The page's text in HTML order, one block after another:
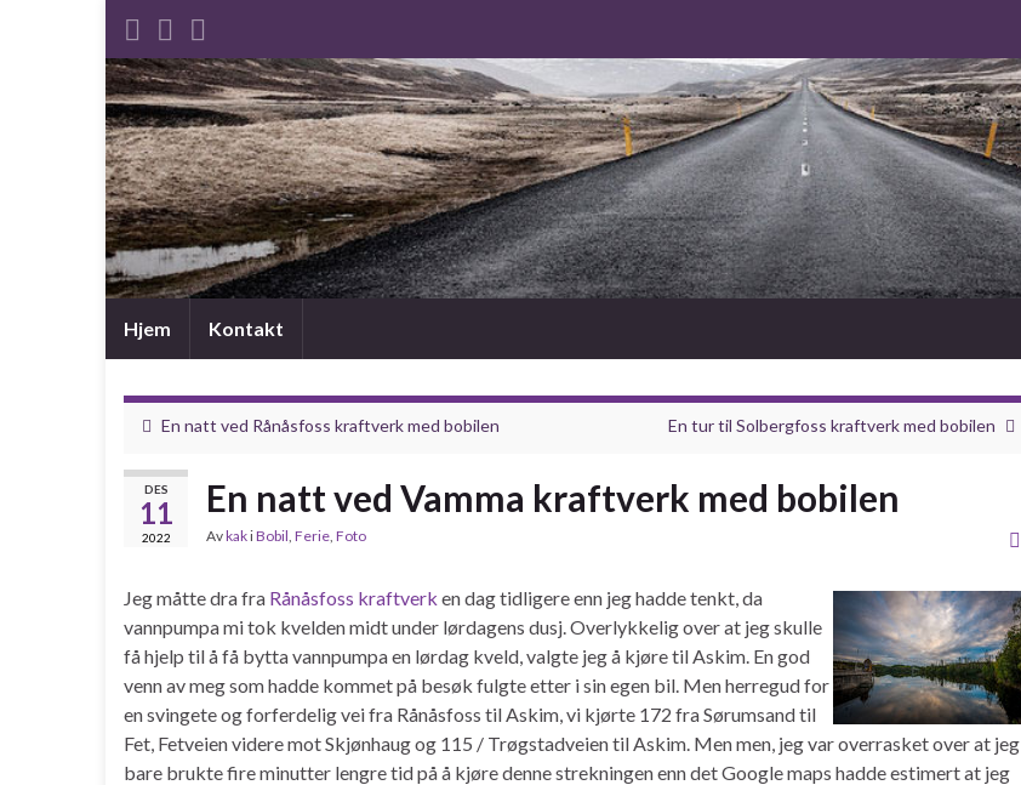
Hjem Kontakt
En natt ved Rånåsfoss kraftverk med bobilen En tur til Solbergfoss kraftverk med bobilen
DES
11
2022
En natt ved Vamma kraftverk med bobilen
AvkakiBobil, Ferie, Foto
Jeg måtte dra fra Rånåsfoss kraftverk en dag tidligere enn jeg hadde tenkt, da
vannpumpa mi tok kvelden midt under lørdagens dusj. Overlykkelig over at jeg skulle
få hjelp til å få bytta vannpumpa en lørdag kveld, valgte jeg å kjøre til Askim. En god
venn av meg som hadde kommet på besøk fulgte etter i sin egen bil. Men herregud for
en svingete og forferdelig vei fra Rånåsfoss til Askim, vi kjørte 172 fra Sørumsand til
Fet, Fetveien videre mot Skjønhaug og 115 / Trøgstadveien til Askim. Men men, jeg var overrasket over at jeg
bare brukte fire minutter lengre tid på å kjøre denne strekningen enn det Google maps hadde estimert at jeg